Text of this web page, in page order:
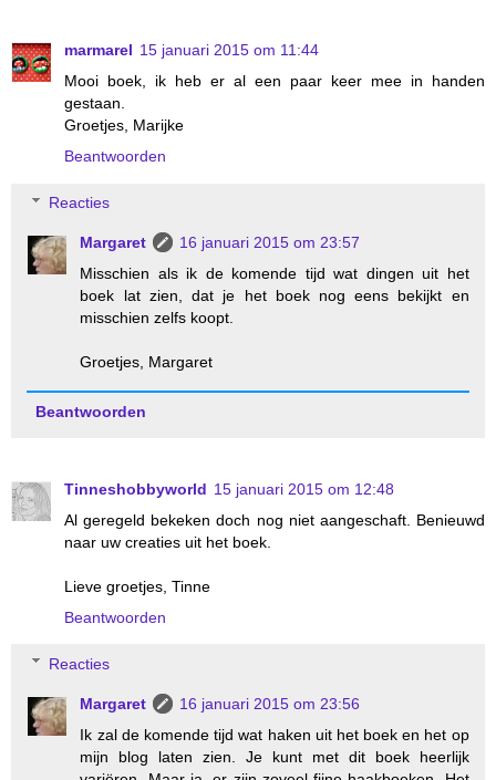
marmarel 15 januari 2015 om 11:44
Mooi boek, ik heb er al een paar keer mee in handen
gestaan.
Groetjes, Marijke
Beantwoorden
Reacties
Margaret
16 januari 2015 om 23:57
Misschien als ik de komende tijd wat dingen uit het
boek lat zien, dat je het boek nog eens bekijkt en
misschien zelfs koopt.
Groetjes, Margaret
Beantwoorden
Tinneshobbyworld 15 januari 2015 om 12:48
Al geregeld bekeken doch nog niet aangeschaft. Benieuwd
naar uw creaties uit het boek.
Lieve groetjes, Tinne
Beantwoorden
Reacties
Margaret
16 januari 2015 om 23:56
Ik zal de komende tijd wat haken uit het boek en het op
mijn blog laten zien. Je kunt met dit boek heerlijk